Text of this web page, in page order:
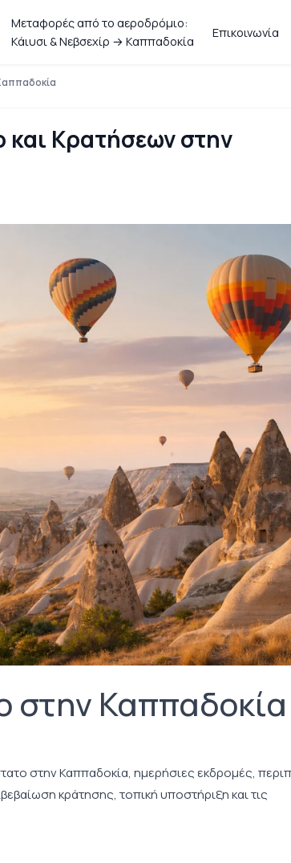
Μεταφορές από το αεροδρόμιο:
Κάιυσι & Νεβσεχίρ → Καππαδοκία
Επικοινωνία
Κρατήσεων στην
στην Καππαδοκία
στην Καππαδοκία, ημερήσιες εκδρομές,
κράτησης, τοπική υποστήριξη και τις